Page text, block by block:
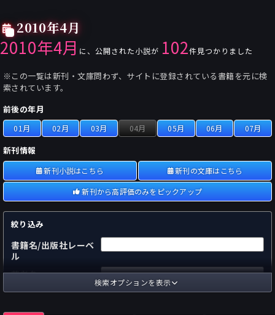
2010年4月
2010年4月 に、公開された小説が 102件見つかりました
※この一覧は新刊・文庫問わず、サイトに登録されている書籍を元に検
索されています。
前後の年月
01月 02月 03月 04月 05月 06月 07月
新刊情報
新刊小説はこちら
新刊の文庫はこちら
新刊から高評価のみをピックアップ
絞り込み
書籍名/出版社レーベ
ル
著者名
国内
海外
検索オプションを表示